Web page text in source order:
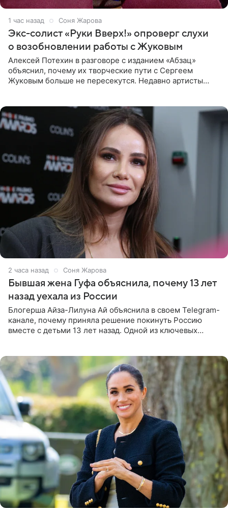
1 час назад Соня Жарова
Экс-солист «Руки Вверх!» опроверг слухи
о возобновлении работы с Жуковым
Алексей Потехин в разговоре с изданием «Абзац»
объяснил, почему их творческие пути с Сергеем
Жуковым больше не пересекутся. Недавно артисты
2 часа назад Соня Жарова
Бывшая жена Гуфа объяснила, почему 13 лет
назад уехала из России
Блогерша Айза-Лилуна Ай объяснила в своем Telegram-
канале, почему приняла решение покинуть Россию
вместе с детьми 13 лет назад. Одной из ключевых